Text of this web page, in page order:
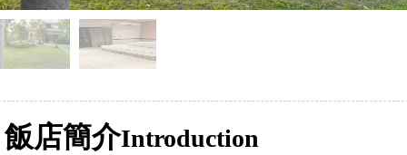
飯店簡介Introduction